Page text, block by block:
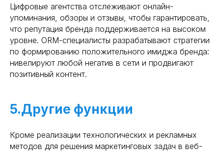
Цифровые агентства отслеживают онлайн-
упоминания, обзоры и отзывы, чтобы гарантировать,
что репутация бренда поддерживается на высоком
уровне. ORM-специалисты разрабатывают стратегии
по формированию положительного имиджа бренда:
нивелируют любой негатив в сети и продвигают
позитивный контент.
5.Другие функции
Кроме реализации технологических и рекламных
методов для решения маркетинговых задач в веб-